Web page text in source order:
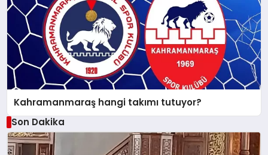
Kahramanmaraş hangi takımı tutuyor?
Son Dakika